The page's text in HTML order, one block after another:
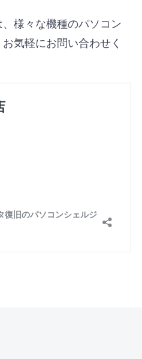
様々な機種のパソコン
気軽にお問い合わせく